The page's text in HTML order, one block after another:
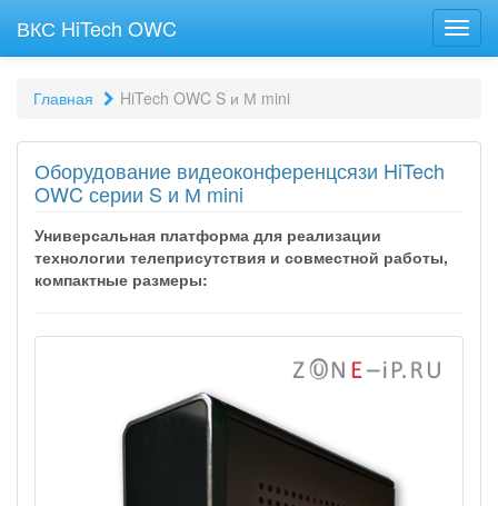
ВКС HiTech OWC
Главная HiTech OWC S и М mini
Оборудование видеоконференцсязи HiTech
OWC серии S и М mini
Универсальная платформа для реализации
технологии телеприсутствия и совместной работы,
компактные размеры: